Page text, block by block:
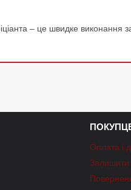
– це швидке виконання
Оплата і
Залишити